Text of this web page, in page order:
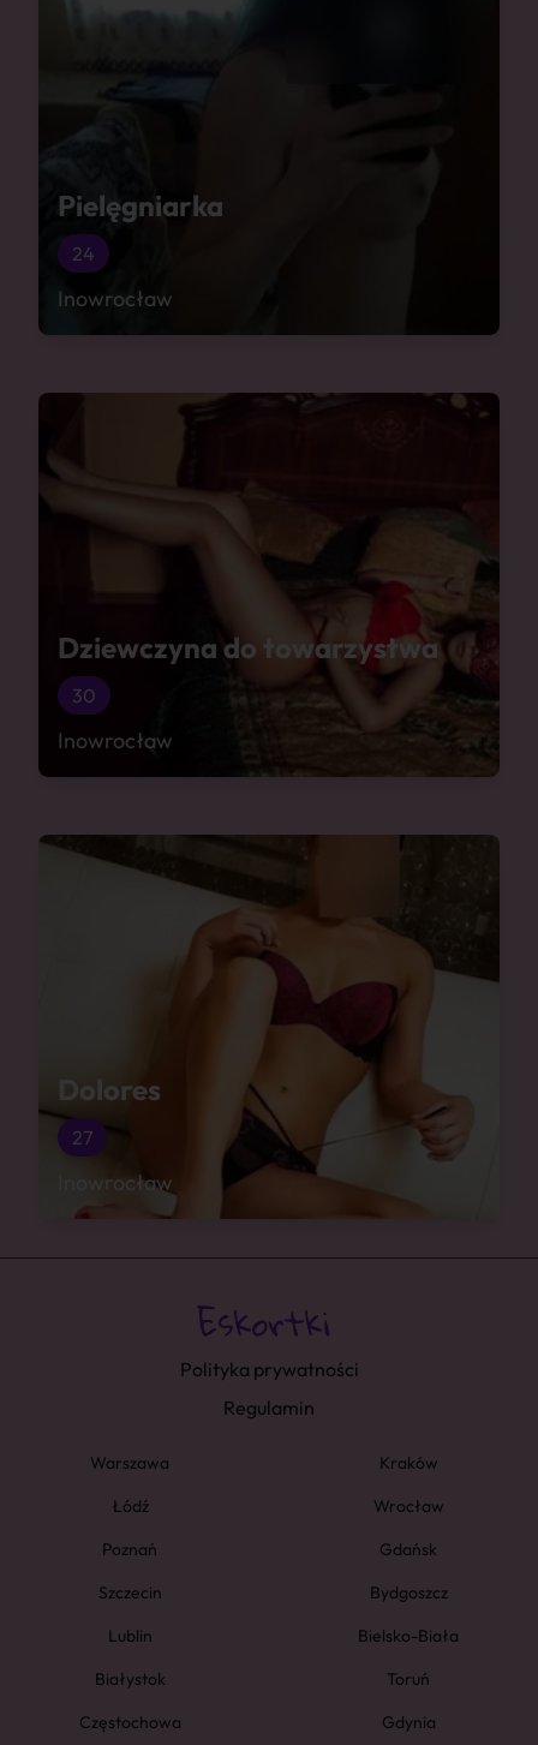
Pielęgniarka
24
Inowrocław
Dziewczyna do towarzystwa
30
Inowrocław
Dolores
27
Inowrocław
Polityka prywatności
Regulamin
Warszawa
Kraków
Łódź
Wrocław
Poznań
Gdańsk
Szczecin
Bydgoszcz
Lublin
Bielsko-Biała
Białystok
Toruń
Częstochowa
Gdynia